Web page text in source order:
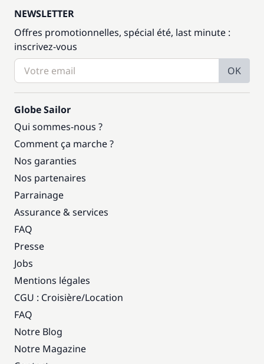
NEWSLETTER
Offres promotionnelles, spécial été, last minute :
inscrivez-vous
OK
Globe Sailor
Qui sommes-nous ?
Comment ça marche ?
Nos garanties
Nos partenaires
Parrainage
Assurance & services
FAQ
Presse
Jobs
Mentions légales
CGU : Croisière/Location
FAQ
Notre Blog
Notre Magazine